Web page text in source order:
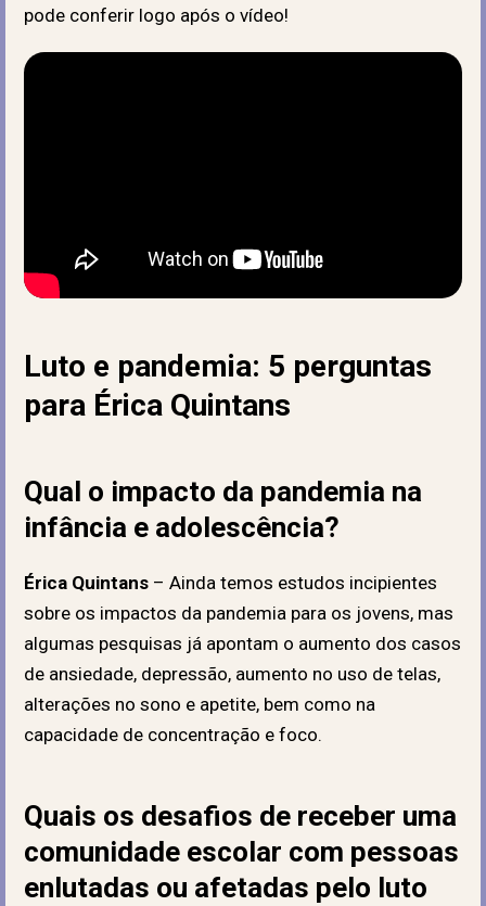
pode conferir logo após o vídeo!
Luto e pandemia: 5 perguntas
para Érica Quintans
Qual o impacto da pandemia na
infância e adolescência?
Érica Quintans – Ainda temos estudos incipientes
sobre os impactos da pandemia para os jovens, mas
algumas pesquisas já apontam o aumento dos casos
de ansiedade, depressão, aumento no uso de telas,
alterações no sono e apetite, bem como na
capacidade de concentração e foco.
Quais os desafios de receber uma
comunidade escolar com pessoas
enlutadas ou afetadas pelo luto